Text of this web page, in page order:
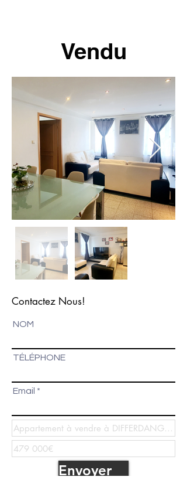
Vendu
Contactez Nous!
NOM
TÉLÉPHONE
Email
Envoyer